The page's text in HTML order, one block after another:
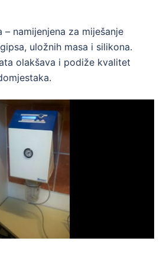
– namijenjena za miješanje
uložnih masa i silikona.
olakšava i podiže kvalitet